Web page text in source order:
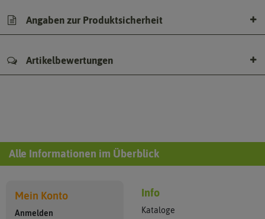
Angaben zur Produktsicherheit
Artikelbewertungen
Alle Informationen im Überblick
Mein Konto
Anmelden
Info
Kataloge